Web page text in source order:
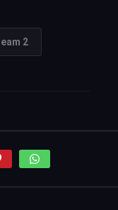
2